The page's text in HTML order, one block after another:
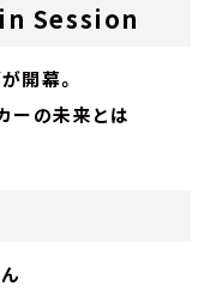
Session
開幕。
ーの未来とは